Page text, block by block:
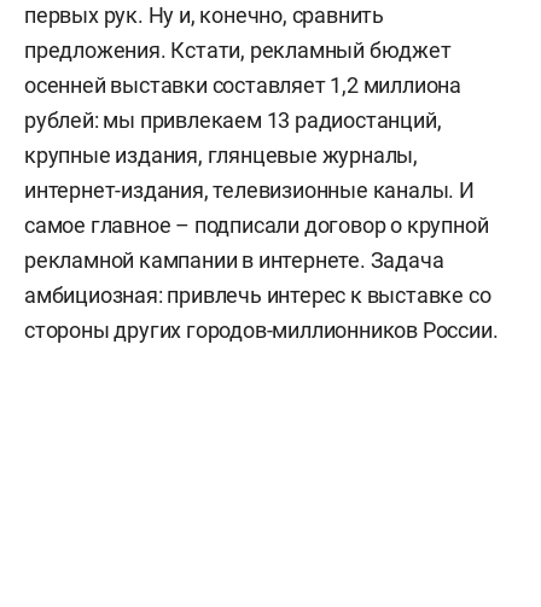
первых рук. Ну и, конечно, сравнить
предложения. Кстати, рекламный бюджет
осенней выставки составляет 1,2 миллиона
рублей: мы привлекаем 13 радиостанций,
крупные издания, глянцевые журналы,
интернет-издания, телевизионные каналы. И
самое главное – подписали договор о крупной
рекламной кампании в интернете. Задача
амбициозная: привлечь интерес к выставке со
стороны других городов-миллионников России.